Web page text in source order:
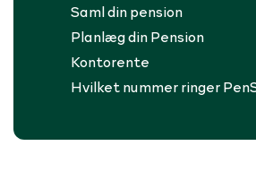
Saml din pension
Planlæg din Pension
Kontorente
Hvilket nummer ringer